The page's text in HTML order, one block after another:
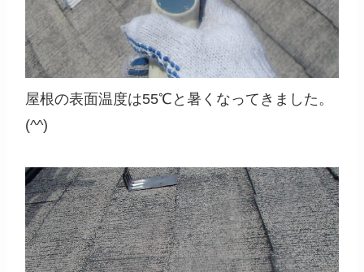
屋根の表面温度は55℃と暑くなってきました。
(^^)